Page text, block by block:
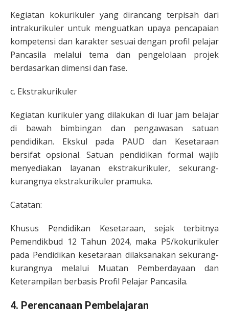
Kegiatan kokurikuler yang dirancang terpisah dari
intrakurikuler untuk menguatkan upaya pencapaian
kompetensi dan karakter sesuai dengan profil pelajar
Pancasila melalui tema dan pengelolaan projek
berdasarkan dimensi dan fase.
c. Ekstrakurikuler
Kegiatan kurikuler yang dilakukan di luar jam belajar
di bawah bimbingan dan pengawasan satuan
pendidikan. Ekskul pada PAUD dan Kesetaraan
bersifat opsional. Satuan pendidikan formal wajib
menyediakan layanan ekstrakurikuler, sekurang-
kurangnya ekstrakurikuler pramuka.
Catatan:
Khusus Pendidikan Kesetaraan, sejak terbitnya
Pemendikbud 12 Tahun 2024, maka P5/kokurikuler
pada Pendidikan kesetaraan dilaksanakan sekurang-
kurangnya melalui Muatan Pemberdayaan dan
Keterampilan berbasis Profil Pelajar Pancasila.
4. Perencanaan Pembelajaran